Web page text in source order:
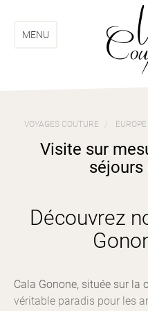
menu
contenuMENU
VOYAGES COUTURE EUROPE
Visite sur
Découvrez
Cala Gonone, située sur la
véritable paradis pour les